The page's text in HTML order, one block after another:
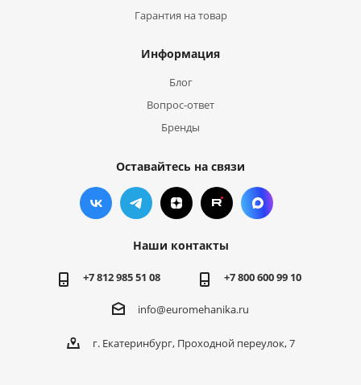
Гарантия на товар
Информация
Блог
Вопрос-ответ
Бренды
Оставайтесь на связи
Наши контакты
+7 812 985 51 08 +7 800 600 99 10
info@euromehanika.ru
г. Екатеринбург, Проходной переулок, 7